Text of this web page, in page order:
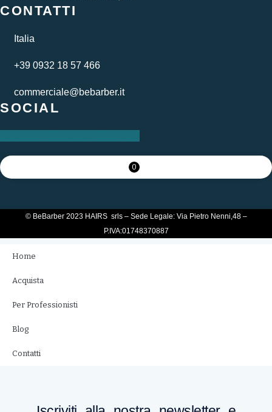
CONTATTI
Italia
+39 0932 18 57 466
commerciale@bebarber.it
SOCIAL
0
© BeBarber 2023 HAIRS srls – Sede Legale: Via Pietro Nenni,48 –
P.IVA:01748370887
Home
Acquista
Per Professionisti
Blog
Contatti